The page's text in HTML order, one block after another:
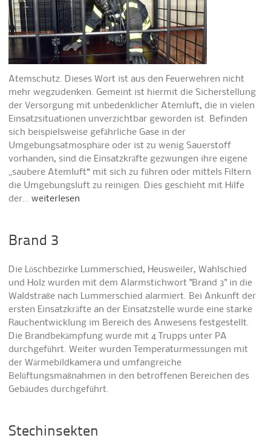
Atemschutz. Dieses Wort ist aus den Feuerwehren nicht
mehr wegzudenken. Gemeint ist hiermit die Sicherstellung
der Versorgung mit unbedenklicher Atemluft, die in vielen
Einsatzsituationen unverzichtbar geworden ist. Befinden
sich beispielsweise gefährliche Gase in der
Umgebungsatmosphäre oder ist zu wenig Sauerstoff
vorhanden, sind die Einsatzkräfte gezwungen ihre eigene
„saubere Atemluft“ mit sich zu führen oder mittels Filtern
die Umgebungsluft zu reinigen. Dies geschieht mit Hilfe
der…weiterlesen
Brand 3
Die Löschbezirke Lummerschied, Heusweiler, Wahlschied
und Holz wurden mit dem Alarmstichwort "Brand 3" in die
Waldstraße nach Lummerschied alarmiert. Bei Ankunft der
ersten Einsatzkräfte an der Einsatzstelle wurde eine starke
Rauchentwicklung im Bereich des Anwesens festgestellt.
Die Brandbekämpfung wurde mit 4 Trupps unter PA
durchgeführt. Weiter wurden Temperaturmessungen mit
der Wärmebildkamera und umfangreiche
Belüftungsmaßnahmen in den betroffenen Bereichen des
Gebäudes durchgeführt.
Stechinsekten